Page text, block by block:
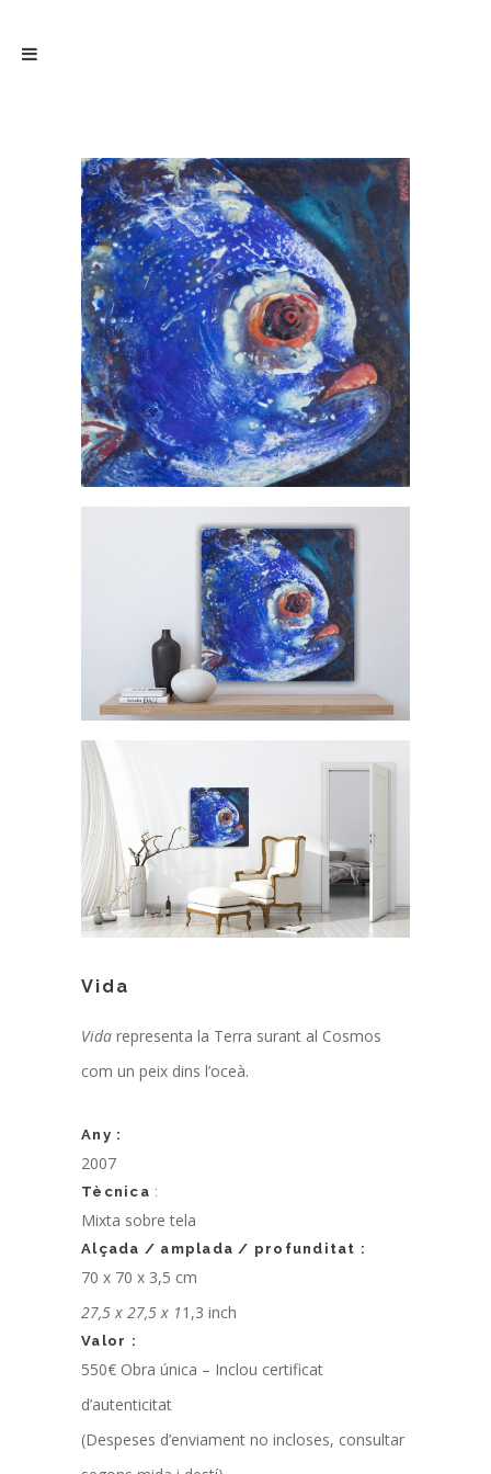
Vida
Vida representa la Terra surant al Cosmos
com un peix dins l’oceà.
Any :
2007
Tècnica :
Mixta sobre tela
Alçada / amplada / profunditat :
70 x 70 x 3,5 cm
27,5 x 27,5 x 11,3 inch
Valor :
550€ Obra única – Inclou certificat
d’autenticitat
(Despeses d’enviament no incloses, consultar